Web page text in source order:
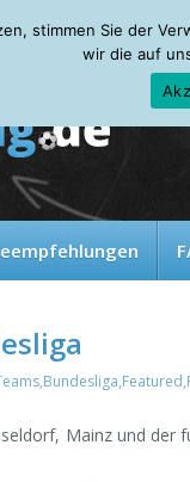
,Bundesliga,Featured,
Mainz und der
stimmen Sie der
wir die auf